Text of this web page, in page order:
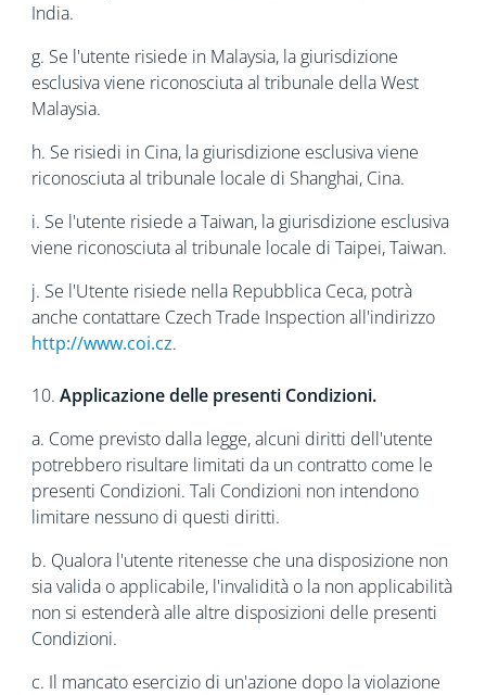
India.
g. Se l'utente risiede in Malaysia, la giurisdizione
esclusiva viene riconosciuta al tribunale della West
Malaysia.
h. Se risiedi in Cina, la giurisdizione esclusiva viene
riconosciuta al tribunale locale di Shanghai, Cina.
i. Se l'utente risiede a Taiwan, la giurisdizione esclusiva
viene riconosciuta al tribunale locale di Taipei, Taiwan.
j. Se l'Utente risiede nella Repubblica Ceca, potrà
anche contattare Czech Trade Inspection all'indirizzo
http://www.coi.cz.
10. Applicazione delle presenti Condizioni.
a. Come previsto dalla legge, alcuni diritti dell'utente
potrebbero risultare limitati da un contratto come le
presenti Condizioni. Tali Condizioni non intendono
limitare nessuno di questi diritti.
b. Qualora l'utente ritenesse che una disposizione non
sia valida o applicabile, l'invalidità o la non applicabilità
non si estenderà alle altre disposizioni delle presenti
Condizioni.
c. Il mancato esercizio di un'azione dopo la violazione